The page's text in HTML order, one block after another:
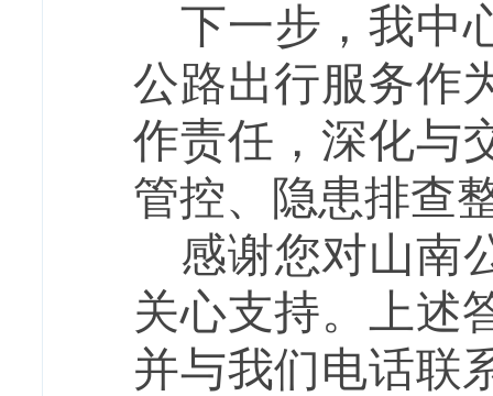
下一步，我中
公路出行服务作
作责任 ，深化与
管控、隐患排查
感谢您对山南
关心支持。上述
并与我们电话联